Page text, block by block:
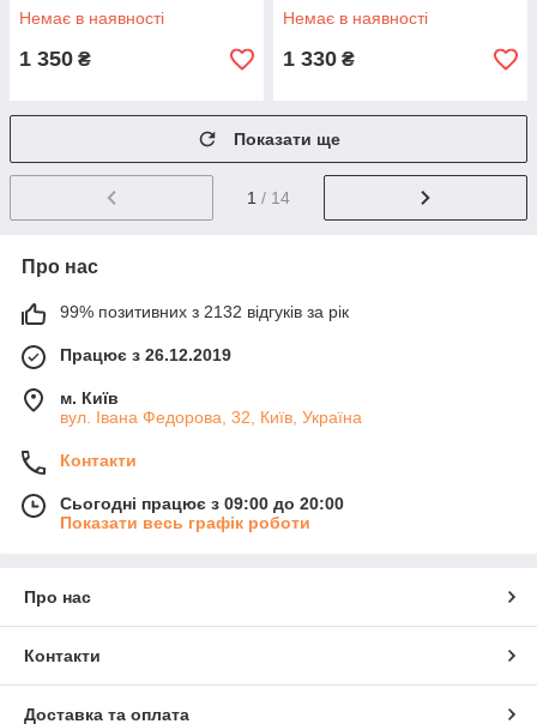
Немає в наявності
1 350 ₴
Немає в наявності
1 330 ₴
Показати ще
1 / 14
Про нас
99% позитивних з 2132 відгуків за рік
Працює з 26.12.2019
м. Київ
вул. Івана Федорова, 32, Київ, Україна
Контакти
Сьогодні працює з 09:00 до 20:00
Показати весь графік роботи
Про нас
Контакти
Доставка та оплата